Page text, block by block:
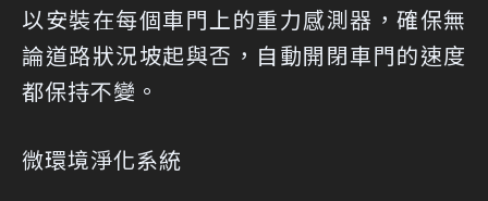
以安裝在每個車門上的重力感測器，確保無
論道路狀況坡起與否，自動開閉車門的速度
都保持不變。
微環境淨化系統